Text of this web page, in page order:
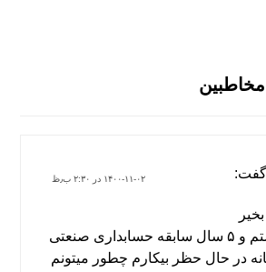
گفت: ۱۴۰۰-۱۱-۰۲ در ۲:۳۰ ب٫ظ
من حسابدار هستم و ۵ سال سابقه حسابداری صنعتی
در حال حظر بیکارم چطور میتونم